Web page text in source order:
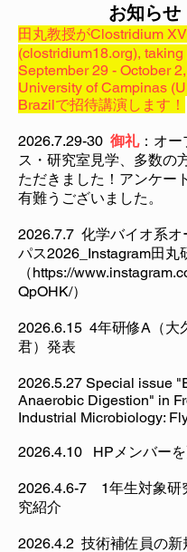
お知らせ
田丸教授がClostridium
(clostridium18.org),
September 29 - October
University of Campinas
Brazilで招待講演します！
2026.7.29-30 御礼：オー
ス・研究室見学、多数の
ただきました！アンケー
有難うございました。
2026.7.7 化学バイオ系オ
パス2026_Instagram田丸
（https://
QpOHK/）
​2026.6.15 4年研修A（大
君）発表
2026.5.27 Special issue
Anaerobic Digestion" in
Industrial Microbiology:
2026.4.10 HPメンバー
2026.4.6-7 1年生対象研
究紹介
2026.4.2 技術補佐員の新